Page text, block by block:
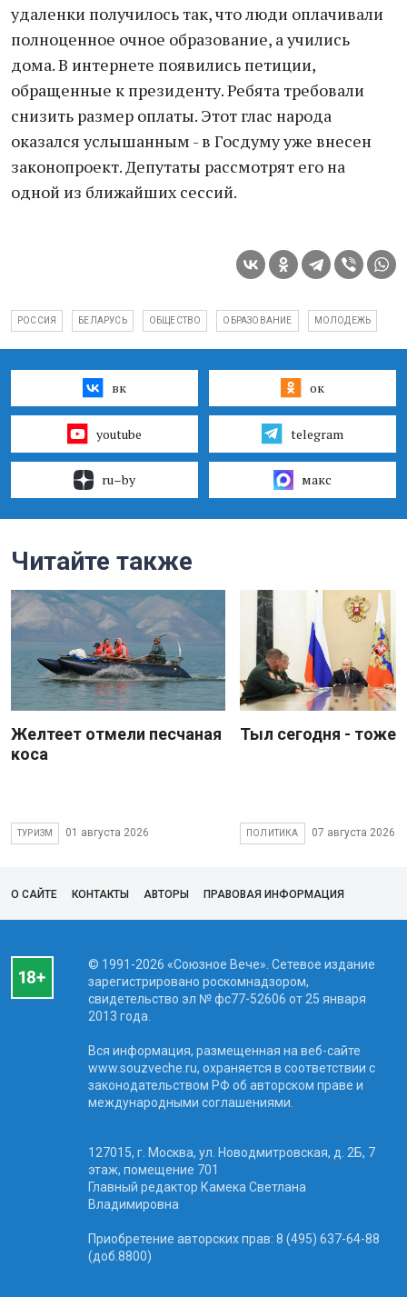
удаленки получилось так, что люди оплачивали
полноценное очное образование, а учились
дома. В интернете появились петиции,
обращенные к президенту. Ребята требовали
снизить размер оплаты. Этот глас народа
оказался услышанным - в Госдуму уже внесен
законопроект. Депутаты рассмотрят его на
одной из ближайших сессий.
РОССИЯ БЕЛАРУСЬ ОБЩЕСТВО ОБРАЗОВАНИЕ МОЛОДЕЖЬ
вк ок
youtube telegram
ru–by макс
Читайте также
Желтеет отмели песчаная
коса
ТУРИЗМ 01 августа 2026
Тыл сегодня - тоже
ПОЛИТИКА 07 августа 2026
О САЙТЕ КОНТАКТЫ АВТОРЫ ПРАВОВАЯ ИНФОРМАЦИЯ
© 1991-2026 «Союзное Вече». Сетевое издание
зарегистрировано роскомнадзором,
свидетельство эл № фc77-52606 от 25 января
2013 года.
Вся информация, размещенная на веб-сайте
www.souzveche.ru, охраняется в соответствии с
законодательством РФ об авторском праве и
международными соглашениями.
127015, г. Москва, ул. Новодмитровская, д. 2Б, 7
этаж, помещение 701
Главный редактор Камека Светлана
Владимировна
Приобретение авторских прав: 8 (495) 637-64-88
(доб.8800)